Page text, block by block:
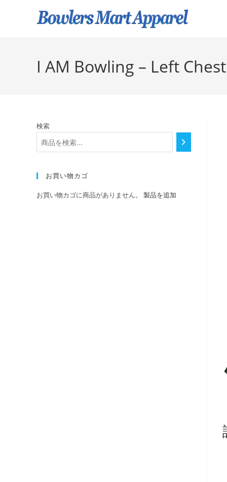
I AM Bowling – Left
検索
お買い物カゴ
お買い物カゴに商品がありません。 製品を追加